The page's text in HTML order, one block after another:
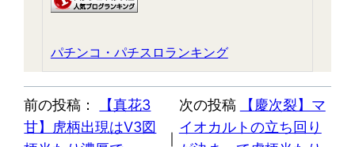
パチンコ・パチスロランキング
前の投稿：
【真花3
甘】虎柄出現はV3図
｜
次の投稿
【慶次裂】マ
イオカルトの立ち回り